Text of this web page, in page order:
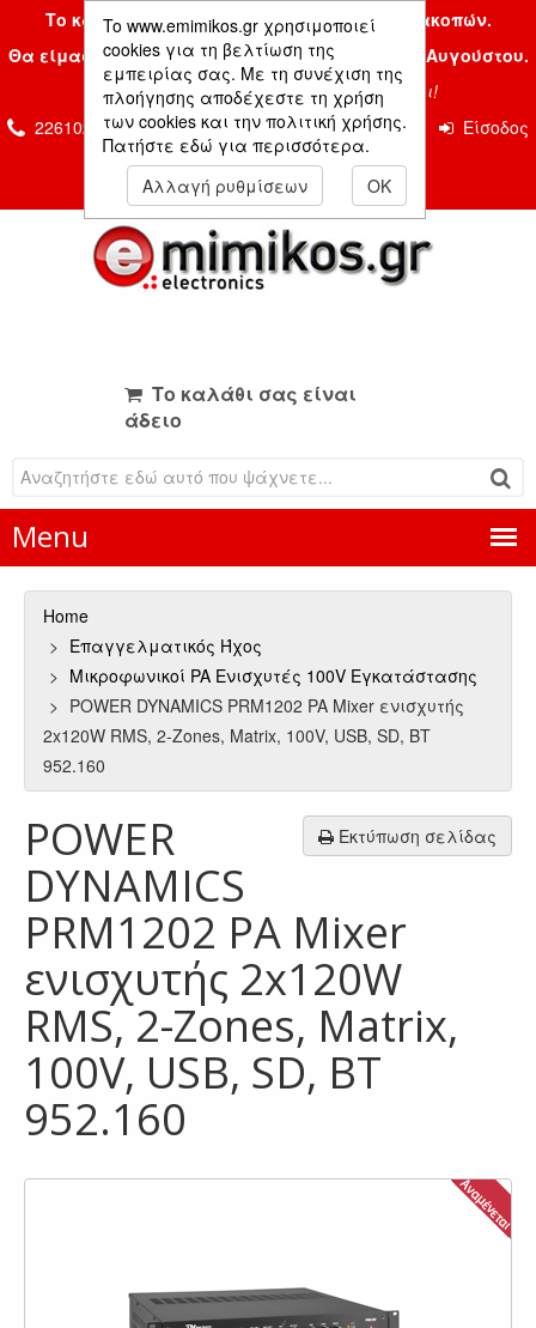
To www.emimikos.gr χρησιμοποιεί
cookies για τη βελτίωση της
εμπειρίας σας. Με τη συνέχιση της
πλοήγησης αποδέχεστε τη χρήση
των cookies και την πολιτική χρήσης.
Πατήστε εδώ για περισσότερα.
Αλλαγή ρυθμίσεων
OK
Το κατάστημα μας είναι κλειστό λόγω διακοπών.
Θα είμαστε και πάλι μαζί σας την Δευτέρα 24 Αυγούστου.
Σας ευχόμαστε ένα όμορφο καλοκαίρι!
2261026435 & 2261081666
Επικοινωνία
Είσοδος
Μέλους
Το καλάθι σας είναι
άδειο
Menu
Home
Επαγγελματικός Ήχος
Μικροφωνικοί PA Ενισχυτές 100V Εγκατάστασης
POWER DYNAMICS PRM1202 PA Mixer ενισχυτής
2x120W RMS, 2-Zones, Matrix, 100V, USB, SD, BT
952.160
Εκτύπωση σελίδας
POWER
DYNAMICS
PRM1202 PA Mixer
ενισχυτής 2x120W
RMS, 2-Zones, Matrix,
100V, USB, SD, BT
952.160